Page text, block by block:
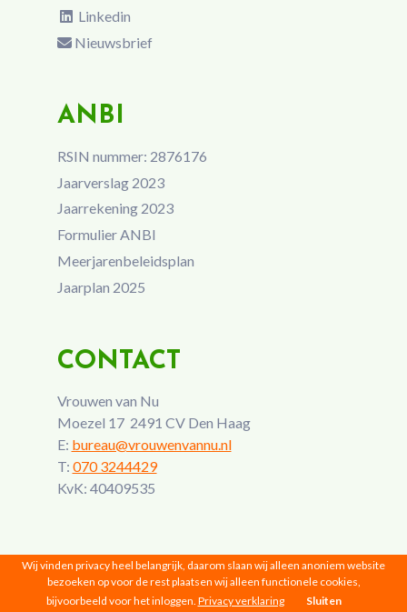
Linkedin
Nieuwsbrief
ANBI
RSIN nummer: 2876176
Jaarverslag 2023
Jaarrekening 2023
Formulier ANBI
Meerjarenbeleidsplan
Jaarplan 2025
CONTACT
Vrouwen van Nu
Moezel 17 2491 CV Den Haag
E: bureau@vrouwenvannu.nl
T: 070 3244429
KvK: 40409535
Wij vinden privacy heel belangrijk, daarom slaan wij alleen anoniem website
bezoeken op voor de rest plaatsen wij alleen functionele cookies,
bijvoorbeeld voor het inloggen. Privacy verklaring Sluiten